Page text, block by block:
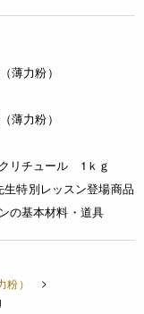
薄力粉）
薄力粉）
リチュール 1ｋｇ
特別レッスン登場商品
の基本材料・道具
粉）